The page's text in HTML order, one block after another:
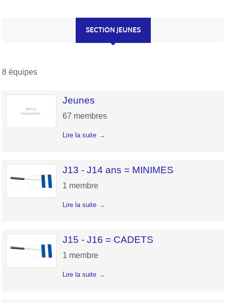
SECTION JEUNES
8 équipes
Jeunes
67 membres
Lire la suite
J13 - J14 ans = MINIMES
1 membre
Lire la suite
J15 - J16 = CADETS
1 membre
Lire la suite